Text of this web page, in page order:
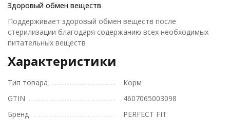
Здоровый обмен веществ
Поддерживает здоровый обмен веществ после
стерилизации благодаря содержанию всех необходимых
питательных веществ
Характеристики
Тип товара
Корм
GTIN
4607065003098
Бренд
PERFECT FIT